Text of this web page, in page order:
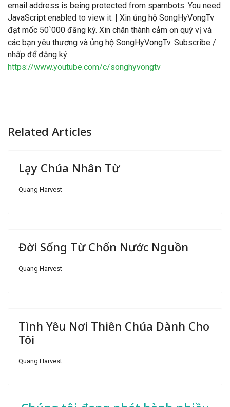
email address is being protected from spambots. You need
JavaScript enabled to view it. | Xin ủng hộ SongHyVongTv
đạt mốc 50`000 đăng ký. Xin chân thành cảm ơn quý vị và
các bạn yêu thương và ủng hộ SongHyVongTv. Subscribe /
nhấp để đăng ký:
https://www.youtube.com/c/songhyvongtv
Related Articles
Lạy Chúa Nhân Từ
Quang Harvest
Đời Sống Từ Chốn Nước Nguồn
Quang Harvest
Tình Yêu Nơi Thiên Chúa Dành Cho
Tôi
Quang Harvest